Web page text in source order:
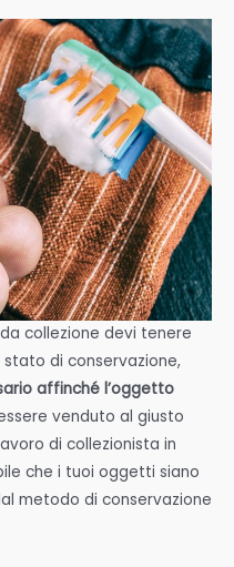
collezione devi tenere
di conservazione,
affinché l’oggetto
venduto al giusto
di collezionista in
che i tuoi oggetti siano
metodo di conservazione